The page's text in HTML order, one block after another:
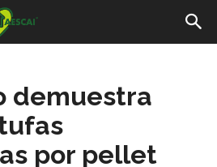
demuestra
por pellet